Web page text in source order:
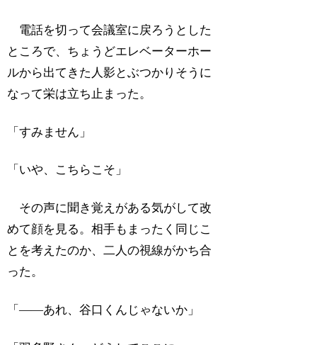
電話を切って会議室に戻ろうとした
ところで、ちょうどエレベーターホー
ルから出てきた人影とぶつかりそうに
なって栄は立ち止まった。
「すみません」
「いや、こちらこそ」
その声に聞き覚えがある気がして改
めて顔を見る。相手もまったく同じこ
とを考えたのか、二人の視線がかち合
った。
「――あれ、谷口くんじゃないか」